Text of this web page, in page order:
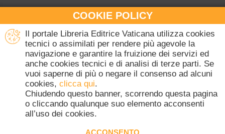
COOKIE POLICY
Il portale Libreria Editrice Vaticana utilizza cookies
tecnici o assimilati per rendere più agevole la
navigazione e garantire la fruizione dei servizi ed
anche cookies tecnici e di analisi di terze parti. Se
vuoi saperne di più o negare il consenso ad alcuni
cookies, clicca qui.
Chiudendo questo banner, scorrendo questa pagina
o cliccando qualunque suo elemento acconsenti
all’uso dei cookies.
ACCONSENTO
HAI BISOGNO DI INFORMAZIONI?
Contattaci all'Ufficio Commerciale
+39 06 698 45780
Lunedì-Giovedì 8-16.30
Venerdì 8-14
(Escluse festività Vaticane)
Vaticana - Tutti i diritti riservati.